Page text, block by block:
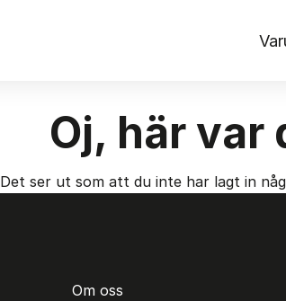
Oj, här var
Det ser ut som att du inte har lagt in
Om oss